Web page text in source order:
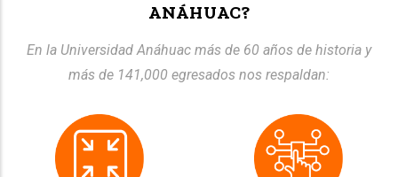
ANÁHUAC?
En la Universidad Anáhuac más de 60 años de historia y
más de 141,000 egresados nos respaldan: